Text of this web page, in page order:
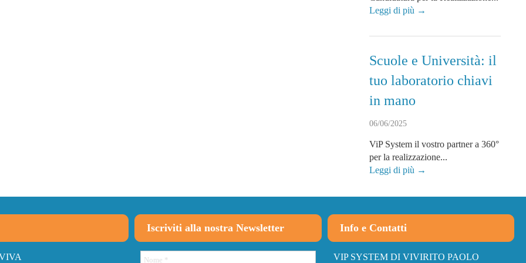
Leggi di più →
Scuole e Università: il
tuo laboratorio chiavi
in mano
06/06/2025
ViP System il vostro partner a 360°
per la realizzazione...
Leggi di più →
Iscriviti alla nostra Newsletter Info e Contatti
VIP SYSTEM DI VIVIRITO PAOLO